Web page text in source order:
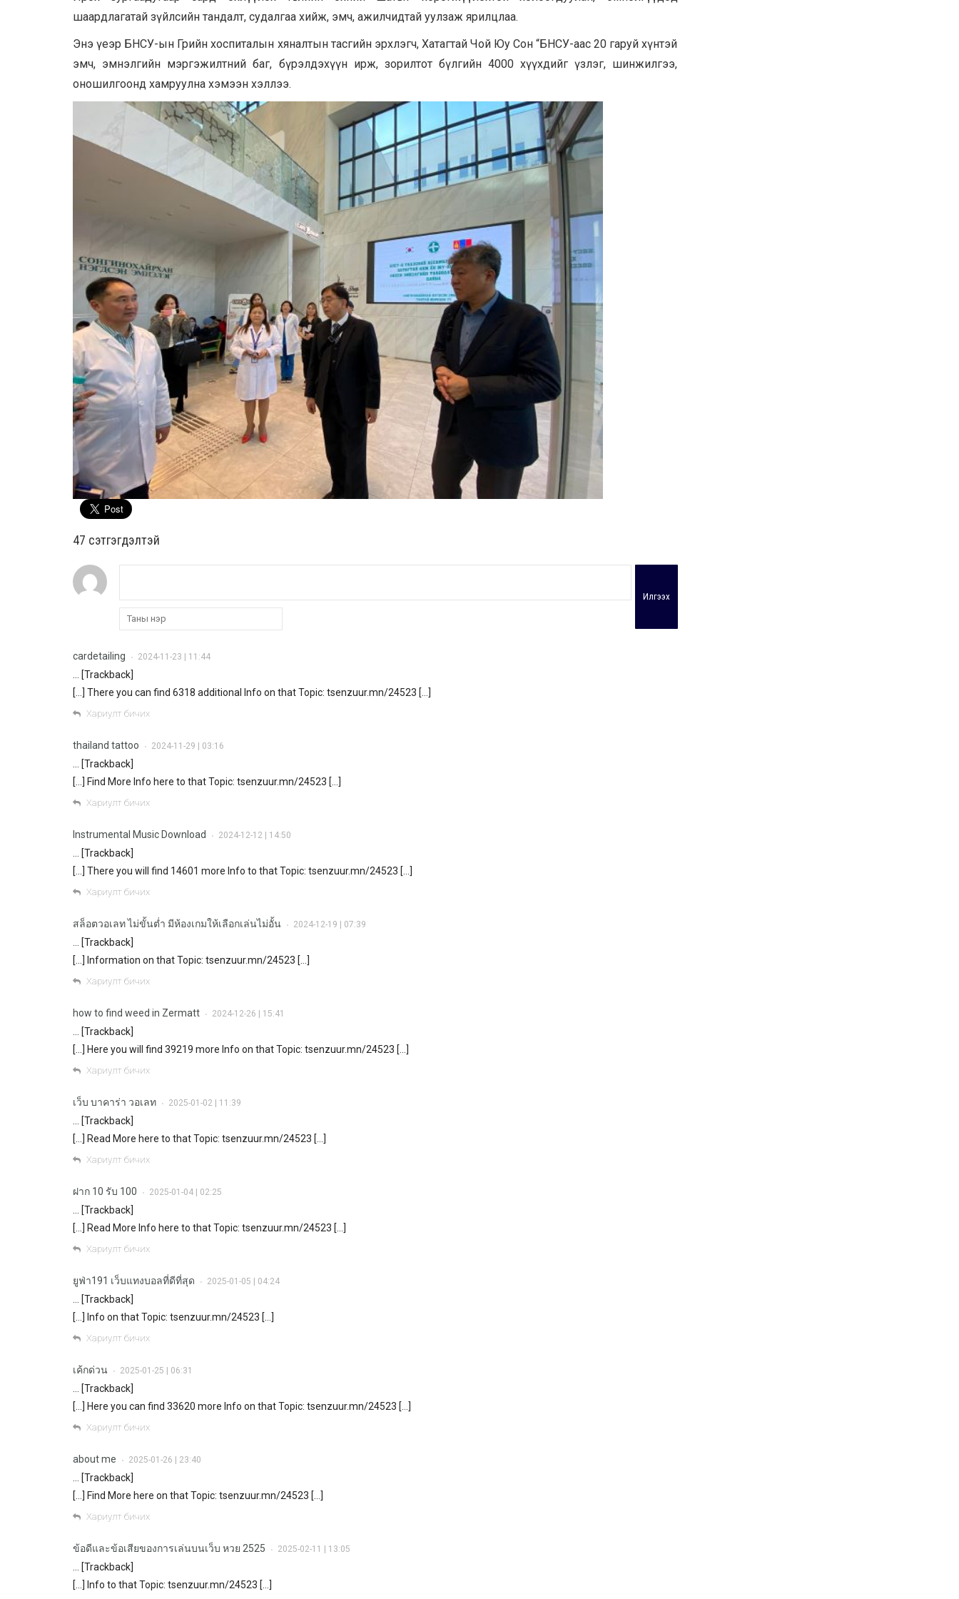
шаардлагатай зүйлсийн тандалт, судалгаа хийж, эмч, ажилчидтай уулзаж ярилцлаа.
Энэ үеэр БНСУ-ын Грийн хоспиталын хяналтын тасгийн эрхлэгч, Хатагтай Чой Юу Сон “БНСУ-аас 20 гаруй хүнтэй
эмч, эмнэлгийн мэргэжилтний баг, бүрэлдэхүүн ирж, зорилтот бүлгийн 4000 хүүхдийг үзлэг, шинжилгээ,
оношилгоонд хамруулна хэмээн хэллээ.
47 cэтгэгдэлтэй
Илгээх
cardetailing • 2024-11-23 | 11:44
… [Trackback]
[…] There you can find 6318 additional Info on that Topic: tsenzuur.mn/24523 […]
Хариулт бичих
thailand tattoo • 2024-11-29 | 03:16
… [Trackback]
[…] Find More Info here to that Topic: tsenzuur.mn/24523 […]
Хариулт бичих
Instrumental Music Download • 2024-12-12 | 14:50
… [Trackback]
[…] There you will find 14601 more Info to that Topic: tsenzuur.mn/24523 […]
Хариулт бичих
สล็อตวอเลท ไม่ขั้นต่ำ มีห้องเกมให้เลือกเล่นไม่อั้น • 2024-12-19 | 07:39
… [Trackback]
[…] Information on that Topic: tsenzuur.mn/24523 […]
Хариулт бичих
how to find weed in Zermatt • 2024-12-26 | 15:41
… [Trackback]
[…] Here you will find 39219 more Info on that Topic: tsenzuur.mn/24523 […]
Хариулт бичих
เว็บ บาคาร่า วอเลท • 2025-01-02 | 11:39
… [Trackback]
[…] Read More here to that Topic: tsenzuur.mn/24523 […]
Хариулт бичих
ฝาก 10 รับ 100 • 2025-01-04 | 02:25
… [Trackback]
[…] Read More Info here to that Topic: tsenzuur.mn/24523 […]
Хариулт бичих
ยูฟ่า191 เว็บแทงบอลที่ดีที่สุด • 2025-01-05 | 04:24
… [Trackback]
[…] Info on that Topic: tsenzuur.mn/24523 […]
Хариулт бичих
เค้กด่วน • 2025-01-25 | 06:31
… [Trackback]
[…] Here you can find 33620 more Info on that Topic: tsenzuur.mn/24523 […]
Хариулт бичих
about me • 2025-01-26 | 23:40
… [Trackback]
[…] Find More here on that Topic: tsenzuur.mn/24523 […]
Хариулт бичих
ข้อดีและข้อเสียของการเล่นบนเว็บ หวย 2525 • 2025-02-11 | 13:05
… [Trackback]
[…] Info to that Topic: tsenzuur.mn/24523 […]